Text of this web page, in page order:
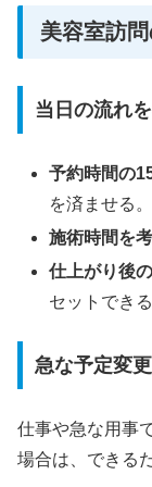
美容室訪
当日の流れ
予約時間の
を済ませる。
施術時間を
仕上がり後
セットでき
急な予定変
仕事や急な用事
場合は、できる